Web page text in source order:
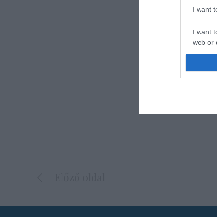
I want
I want
web or
I want
or app.
I want
I want